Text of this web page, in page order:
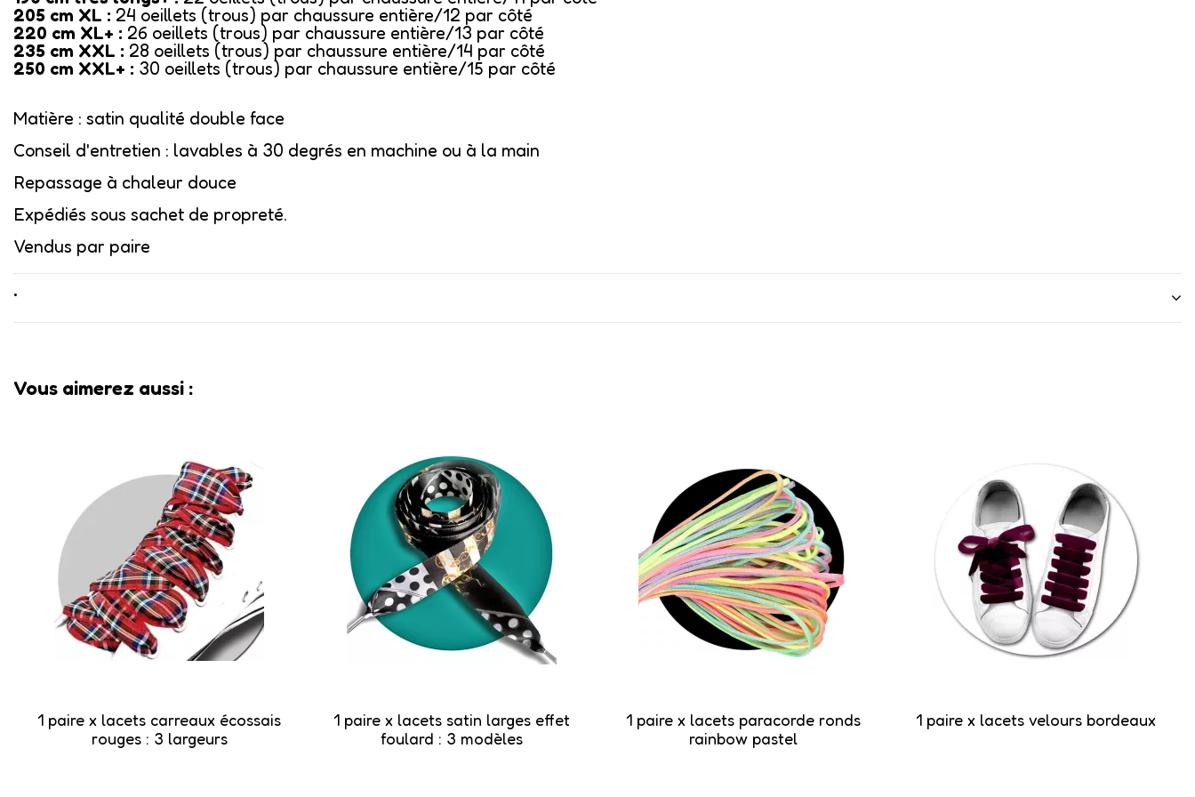
205 cm XL : 24 oeillets (trous) par chaussure entière/12 par côté
220 cm XL+ : 26 oeillets (trous) par chaussure entière/13 par côté
235 cm XXL : 28 oeillets (trous) par chaussure entière/14 par côté
250 cm XXL+ : 30 oeillets (trous) par chaussure entière/15 par côté
Matière : satin qualité double face
Conseil d'entretien : lavables à 30 degrés en machine ou à la main
Repassage à chaleur douce
Expédiés sous sachet de propreté.
Vendus par paire
•
Vous aimerez aussi :
1 paire x lacets carreaux écossais
rouges : 3 largeurs
1 paire x lacets satin larges effet
foulard : 3 modèles
1 paire x lacets paracorde ronds
rainbow pastel
1 paire x lacets velours bordeaux